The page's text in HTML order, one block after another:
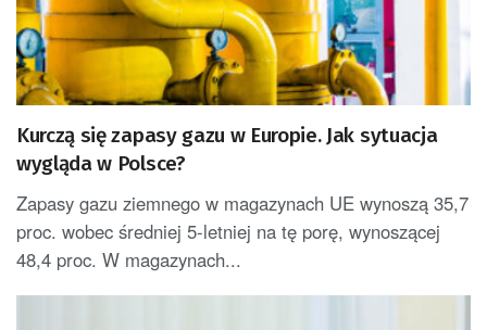
Kurczą się zapasy gazu w Europie. Jak sytuacja
wygląda w Polsce?
Zapasy gazu ziemnego w magazynach UE wynoszą 35,7
proc. wobec średniej 5-letniej na tę porę, wynoszącej
48,4 proc. W magazynach...